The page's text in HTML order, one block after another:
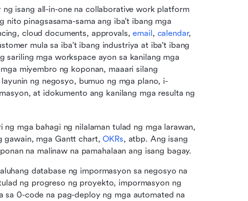
isang all-in-one na collaborative work platform
nito pinagsasama-sama ang iba't ibang mga
cloud documents, approvals, email, calendar,
mula sa iba't ibang industriya at iba't ibang
sariling mga workspace ayon sa kanilang mga
miyembro ng koponan, maaari silang
ng negosyo, bumuo ng mga plano, i-
at idokumento ang kanilang mga resulta ng
ng mga bahagi ng nilalaman tulad ng mga larawan,
gawain, mga Gantt chart, OKRs, atbp. Ang isang
na malinaw na pamahalaan ang isang bagay.
database ng impormasyon sa negosyo na
ng progreso ng proyekto, impormasyon ng
sa 0-code na pag-deploy ng mga automated na